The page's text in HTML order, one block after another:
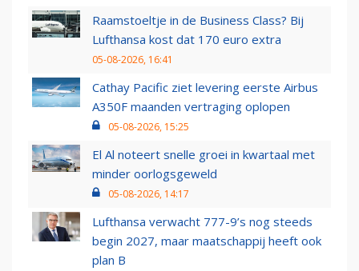
Raamstoeltje in de Business Class? Bij
Lufthansa kost dat 170 euro extra
05-08-2026, 16:41
Cathay Pacific ziet levering eerste Airbus
A350F maanden vertraging oplopen
05-08-2026, 15:25
El Al noteert snelle groei in kwartaal met
minder oorlogsgeweld
05-08-2026, 14:17
Lufthansa verwacht 777-9’s nog steeds
begin 2027, maar maatschappij heeft ook
plan B